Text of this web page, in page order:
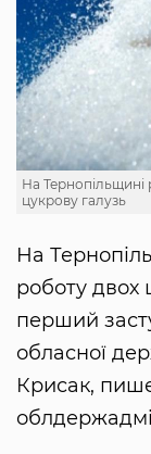
На Тернопільщині
цукрову галузь
На
роботу двох
перший
обласної
Крисак,